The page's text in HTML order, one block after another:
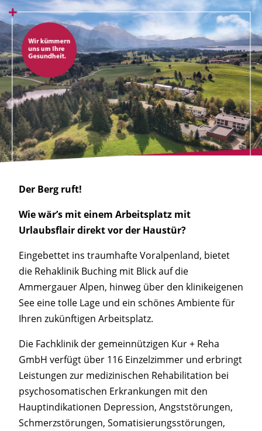
Der Berg ruft!
Wie wär’s mit einem Arbeitsplatz mit
Urlaubsflair direkt vor der Haustür?
Eingebettet ins traumhafte Voralpenland, bietet
die Rehaklinik Buching mit Blick auf die
Ammergauer Alpen, hinweg über den klinikeigenen
See eine tolle Lage und ein schönes Ambiente für
Ihren zukünftigen Arbeitsplatz.
Die Fachklinik der gemeinnützigen Kur + Reha
GmbH verfügt über 116 Einzelzimmer und erbringt
Leistungen zur medizinischen Rehabilitation bei
psychosomatischen Erkrankungen mit den
Hauptindikationen Depression, Angststörungen,
Schmerzstörungen, Somatisierungsstörungen,